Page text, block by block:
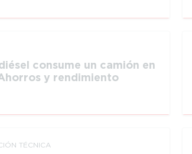
consume un camión en
y rendimiento
TÉCNICA